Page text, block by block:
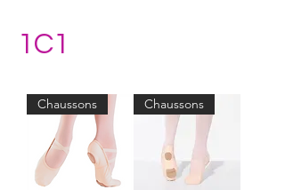
1C1
Chaussons Chaussons